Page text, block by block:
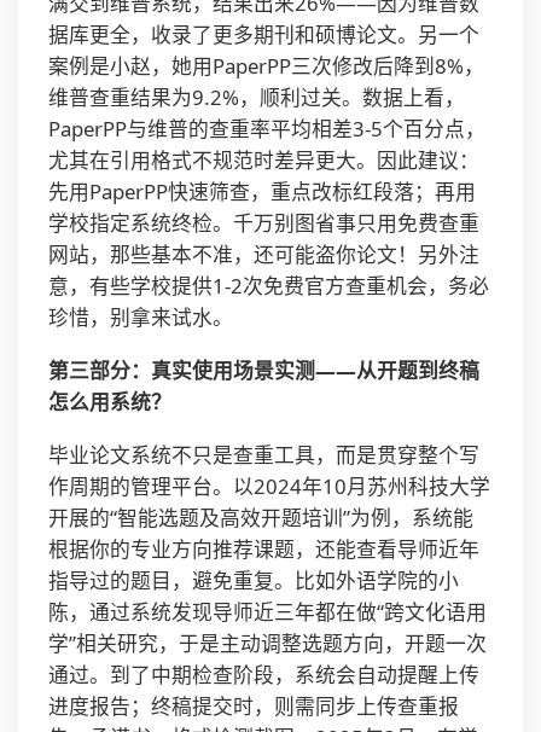
据库更全，收录了更多期刊和硕博论文。另一个
案例是小赵，她用PaperPP三次修改后降到8%，
维普查重结果为9.2%，顺利过关。数据上看，
PaperPP与维普的查重率平均相差3-5个百分点，
尤其在引用格式不规范时差异更大。因此建议：
先用PaperPP快速筛查，重点改标红段落；再用
学校指定系统终检。千万别图省事只用免费查重
网站，那些基本不准，还可能盗你论文！另外注
意，有些学校提供1-2次免费官方查重机会，务必
珍惜，别拿来试水。
第三部分：真实使用场景实测——从开题到终稿
怎么用系统？
毕业论文系统不只是查重工具，而是贯穿整个写
作周期的管理平台。以2024年10月苏州科技大学
开展的“智能选题及高效开题培训”为例，系统能
根据你的专业方向推荐课题，还能查看导师近年
指导过的题目，避免重复。比如外语学院的小
陈，通过系统发现导师近三年都在做“跨文化语用
学”相关研究，于是主动调整选题方向，开题一次
通过。到了中期检查阶段，系统会自动提醒上传
进度报告；终稿提交时，则需同步上传查重报